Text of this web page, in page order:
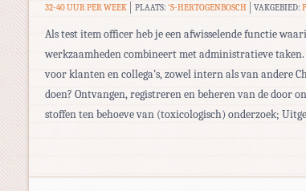
32-40 UUR PER WEEK PLAATS: 'S-HERTOGENBOSCH VAKGEBIED:
Als test item officer heb je een afwisselende functie
werkzaamheden combineert met administratieve
voor klanten en collega’s, zowel intern als van andere
doen? Ontvangen, registreren en beheren van de door
stoffen ten behoeve van (toxicologisch) onderzoek;